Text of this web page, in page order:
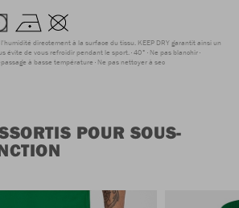
directement à la surface du tissu. KEEP DRY garantit ainsi un
évite de vous refroidir pendant le sport. 40° Ne pas blanchir
à basse température Ne pas nettoyer à sec
POUR SOUS-